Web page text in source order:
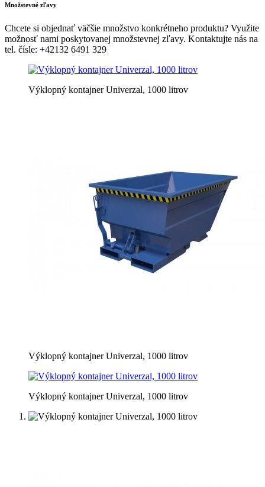
Množstevné zľavy
Chcete si objednať väčšie množstvo konkrétneho produktu? Využite
možnosť nami poskytovanej množstevnej zľavy. Kontaktujte nás na
tel. čísle: +42132 6491 329
Výklopný kontajner Univerzal, 1000 litrov
Výklopný kontajner Univerzal, 1000 litrov
Výklopný kontajner Univerzal, 1000 litrov